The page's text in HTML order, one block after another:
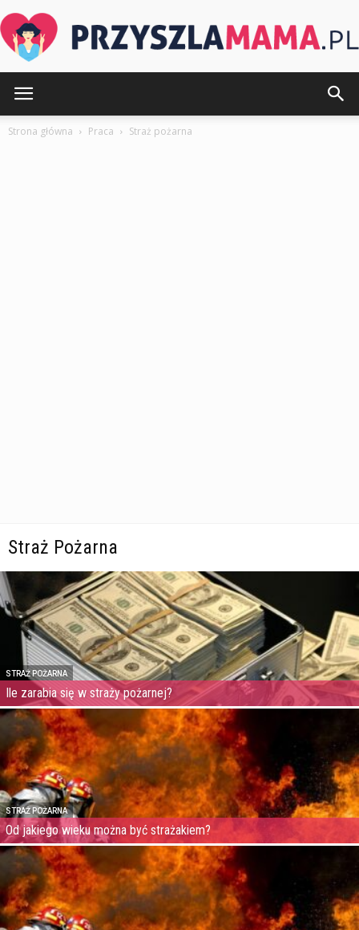
Strona główna Praca Straż pożarna
Straż Pożarna
STRAŻ POŻARNA
Ile zarabia się w straży pożarnej?
STRAŻ POŻARNA
Od jakiego wieku można być strażakiem?